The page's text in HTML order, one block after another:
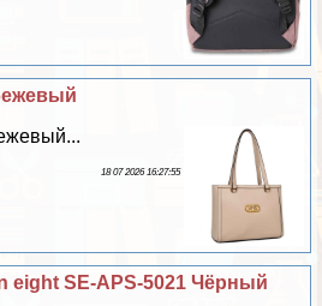
18 07 2026 16:27:55
eight SE-APS-5021 Чёрный